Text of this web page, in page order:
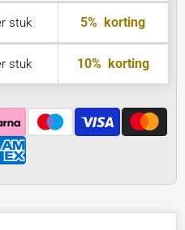
stuk 5% korting
stuk 10%korting